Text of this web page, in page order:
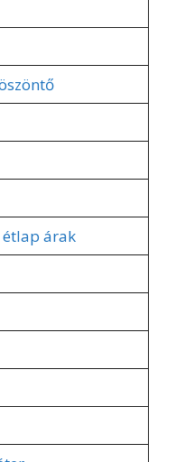
árak